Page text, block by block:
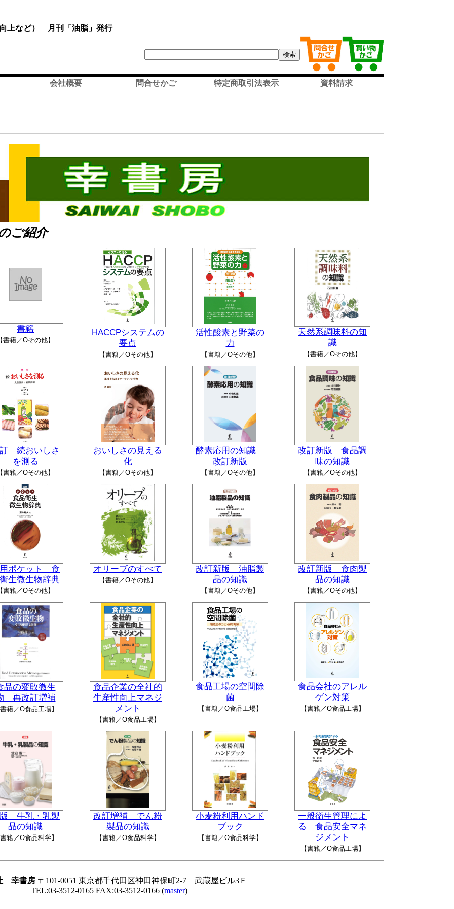
上など） 月刊「油脂」発行
会社概要 問合せかご 特定商取引法表示 資料請求
ご紹介
書籍
書籍／Oその他】
HACCPシステムの
要点
【書籍／Oその他】
活性酸素と野菜の
力
【書籍／Oその他】
天然系調味料の知
識
【書籍／Oその他】
続おいしさ
を測る
書籍／Oその他】
おいしさの見える
化
【書籍／Oその他】
酵素応用の知識
改訂新版
【書籍／Oその他】
改訂新版 食品調
味の知識
【書籍／Oその他】
ポケット 食
生微生物辞典
書籍／Oその他】
オリーブのすべて
【書籍／Oその他】
改訂新版 油脂製
品の知識
【書籍／Oその他】
改訂新版 食肉製
品の知識
【書籍／Oその他】
品の変敗微生
再改訂増補
籍／O食品工場】
食品企業の全社的
生産性向上マネジ
メント
【書籍／O食品工場】
食品工場の空間除
菌
【書籍／O食品工場】
食品会社のアレル
ゲン対策
【書籍／O食品工場】
牛乳・乳製
品の知識
籍／O食品科学】
改訂増補 でん粉
製品の知識
【書籍／O食品科学】
小麦粉利用ハンド
ブック
【書籍／O食品科学】
一般衛生管理によ
る 食品安全マネ
ジメント
【書籍／O食品工場】
幸書房 〒101-0051 東京都千代田区神田神保町2-7 武蔵屋ビル3Ｆ
TEL:03-3512-0165 FAX:03-3512-0166 (master)